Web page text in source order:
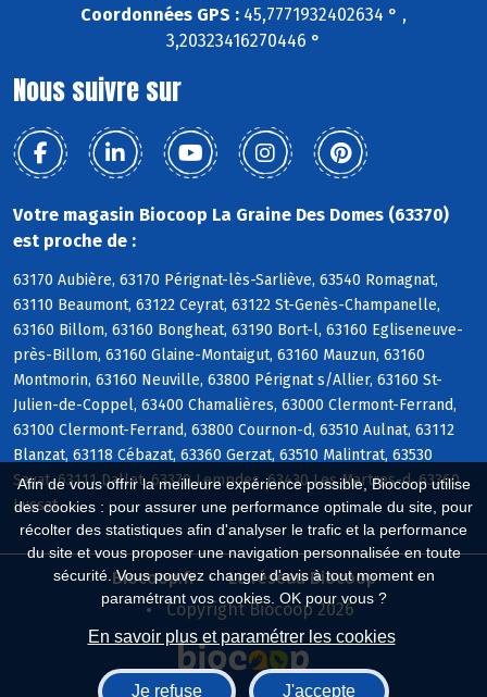
Afin de vous offrir la meilleure expérience possible, Biocoop utilise
des cookies : pour assurer une performance optimale du site, pour
récolter des statistiques afin d'analyser le trafic et la performance
du site et vous proposer une navigation personnalisée en toute
sécurité. Vous pouvez changer d'avis à tout moment en
paramétrant vos cookies. OK pour vous ?
En savoir plus et paramétrer les cookies
Je refuse J'accepte
Coordonnées GPS : 45,7771932402634 ° ,
3,20323416270446 °
Nous suivre sur
Votre magasin Biocoop La Graine Des Domes (63370)
est proche de :
63170 Aubière, 63170 Pérignat-lès-Sarliève, 63540 Romagnat,
63110 Beaumont, 63122 Ceyrat, 63122 St-Genès-Champanelle,
63160 Billom, 63160 Bongheat, 63190 Bort-l, 63160 Egliseneuve-
près-Billom, 63160 Glaine-Montaigut, 63160 Mauzun, 63160
Montmorin, 63160 Neuville, 63800 Pérignat s/Allier, 63160 St-
Julien-de-Coppel, 63400 Chamalières, 63000 Clermont-Ferrand,
63100 Clermont-Ferrand, 63800 Cournon-d, 63510 Aulnat, 63112
Blanzat, 63118 Cébazat, 63360 Gerzat, 63510 Malintrat, 63530
Sayat, 63111 Dallet, 63370 Lempdes, 63430 Les Martres-d, 63360
Lussat
Biocoop.fr
Le réseau Biocoop
Copyright Biocoop 2026